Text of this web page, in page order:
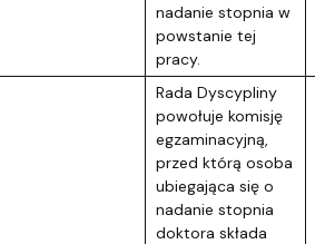
nadanie stopnia w
powstanie tej
pracy.
Rada Dyscypliny
powołuje komisję
egzaminacyjną,
przed którą osoba
ubiegająca się o
nadanie stopnia
doktora składa